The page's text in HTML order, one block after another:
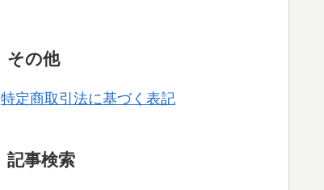
その他
特定商取引法に基づく表記
記事検索